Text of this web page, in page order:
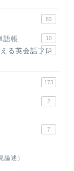
83
語帳 10
る英会話フレ
63
173
2
7
論述）